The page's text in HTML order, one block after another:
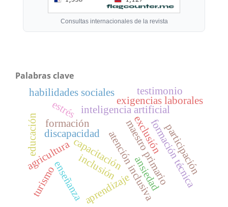
Consultas internacionales de la revista
Palabras clave
formación
atención inclusiva
enseñanza aprendizaje
inclusión
exclusión
discapacidad
capacitación
inteligencia artificial
estrés
ansiedad
exigencias laborales
maestro primario
agricultura formación técnica
turismo
habilidades sociales
educación participación
testimonio